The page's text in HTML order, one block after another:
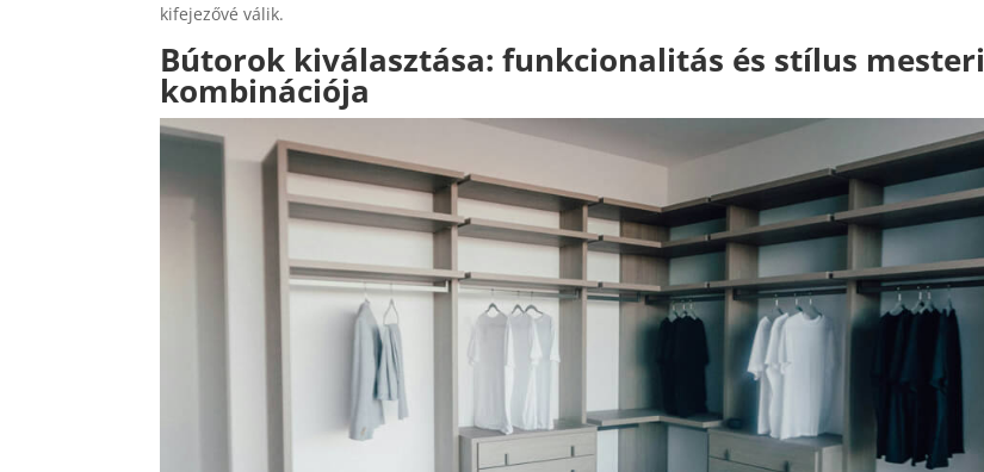
kifejezővé válik.
Bútorok kiválasztása: funkcionalitás és stílus mesteri
kombinációja